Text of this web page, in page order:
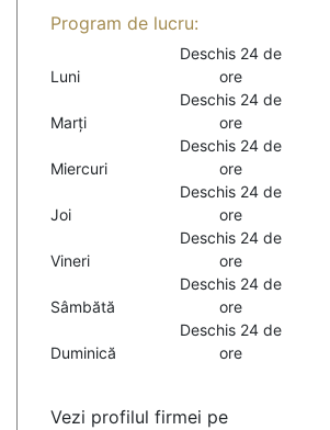
Program de lucru:
Luni
Deschis 24 de
ore
Marți
Deschis 24 de
ore
Miercuri
Deschis 24 de
ore
Joi
Deschis 24 de
ore
Vineri
Deschis 24 de
ore
Sâmbătă
Deschis 24 de
ore
Duminică
Deschis 24 de
ore
Vezi profilul firmei pe